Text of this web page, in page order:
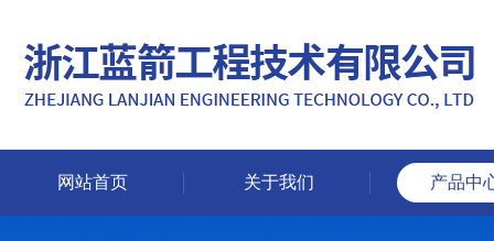
网站首页 关于我们 产品中